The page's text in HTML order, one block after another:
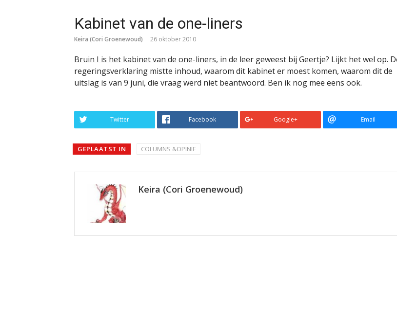
Kabinet van de one-liners
Keira (Cori Groenewoud) 26 oktober 2010
Bruin I is het kabinet van de one-liners, in de leer geweest bij Geertje? Lijkt het wel op.
regeringsverklaring mistte inhoud, waarom dit kabinet er moest komen, waarom dit de
uitslag is van 9 juni, die vraag werd niet beantwoord. Ben ik nog mee eens ook.
Twitter Facebook Google+ Email
GEPLAATST IN COLUMNS &OPINIE
Keira (Cori Groenewoud)